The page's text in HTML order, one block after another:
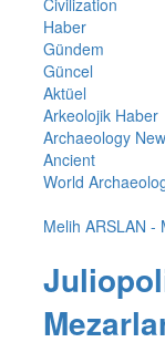
Civilization
Haber
Gündem
Güncel
Aktüel
Arkeolojik Haber
Archaeology
Ancient
World
Melih ARSLAN -